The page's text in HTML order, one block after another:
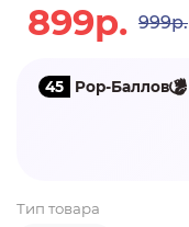
899р. 999р.
45 Pop-Баллов
Тип товара